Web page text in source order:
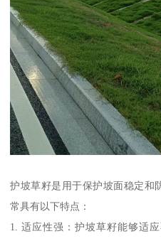
护坡草籽是用于保护坡面稳定和
常具有以下特点：
1. 适应性强：护坡草籽能够适